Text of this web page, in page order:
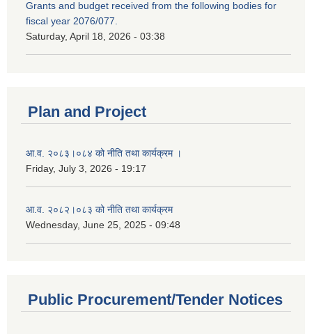
Grants and budget received from the following bodies for
fiscal year 2076/077.
Saturday, April 18, 2026 - 03:38
Plan and Project
आ.व. २०८३।०८४ को नीति तथा कार्यक्रम ।
Friday, July 3, 2026 - 19:17
आ.व. २०८२।०८३ को नीति तथा कार्यक्रम
Wednesday, June 25, 2025 - 09:48
Public Procurement/Tender Notices